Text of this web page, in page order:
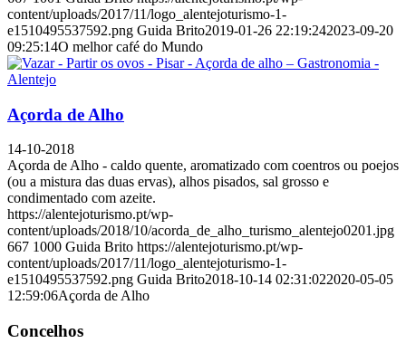
content/uploads/2017/11/logo_alentejoturismo-1-
e1510495537592.png Guida Brito2019-01-26 22:19:242023-09-20
09:25:14O melhor café do Mundo
Açorda de Alho
14-10-2018
Açorda de Alho - caldo quente, aromatizado com coentros ou poejos
(ou a mistura das duas ervas), alhos pisados, sal grosso e
condimentado com azeite.
https://alentejoturismo.pt/wp-
content/uploads/2018/10/acorda_de_alho_turismo_alentejo0201.jpg
667 1000 Guida Brito https://alentejoturismo.pt/wp-
content/uploads/2017/11/logo_alentejoturismo-1-
e1510495537592.png Guida Brito2018-10-14 02:31:022020-05-05
12:59:06Açorda de Alho
Concelhos